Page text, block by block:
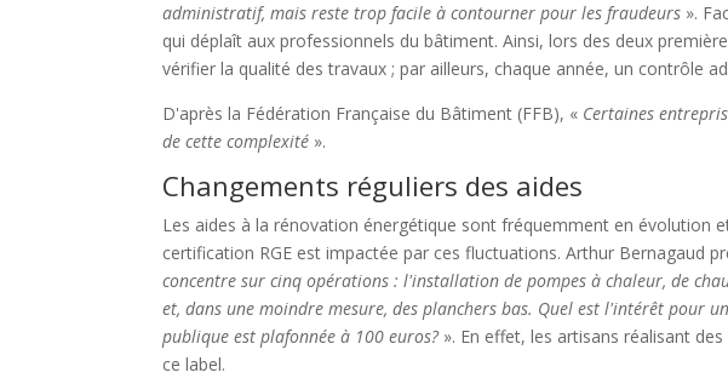
administratif, mais reste trop facile à contourner pour les fraudeurs ».
qui déplaît aux professionnels du bâtiment. Ainsi, lors des deux
vérifier la qualité des travaux ; par ailleurs, chaque année, un contrôle
D'après la Fédération Française du Bâtiment (FFB), « Certaines
de cette complexité ».
Changements réguliers des aides
Les aides à la rénovation énergétique sont fréquemment en évolution
certification RGE est impactée par ces fluctuations. Arthur Bernagaud
concentre sur cinq opérations : l'installation de pompes à chaleur, de
et, dans une moindre mesure, des planchers bas. Quel est l'intérêt pour
publique est plafonnée à 100 euros?». En effet, les artisans réalisant
ce label.